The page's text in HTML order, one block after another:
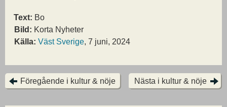
Text: Bo
Bild: Korta Nyheter
Källa: Väst Sverige, 7 juni, 2024
Föregående i kultur & nöje Nästa i kultur & nöje